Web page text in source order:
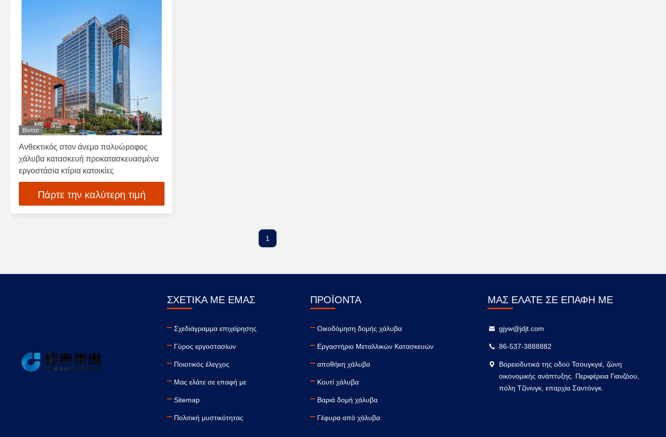
Βίντεο
Ανθεκτικός στον άνεμο πολυώροφος
χάλυβα κατασκευή προκατασκευασμένα
εργοστάσια κτίρια κατοικίες
Πάρτε την καλύτερη τιμή
1
ΣΧΕΤΙΚΆ ΜΕ ΕΜΆΣ
Σχεδιάγραμμα επιχείρησης
Γύρος εργοστασίων
Ποιοτικός έλεγχος
Μας ελάτε σε επαφή με
Sitemap
Πολιτική μυστικότητας
ΠΡΟΪΌΝΤΑ
Οικοδόμηση δομής χάλυβα
Εργαστήριο Μεταλλικών Κατασκευών
αποθήκη χάλυβα
Κουτί χάλυβα
Βαριά δομή χάλυβα
Γέφυρα από χάλυβα
ΜΑΣ ΕΛΆΤΕ ΣΕ ΕΠΑΦΉ ΜΕ
gjyw@jdjt.com
86-537-3888882
Βορειοδυτικά της οδού Τσουγκγιέ, ζώνη
οικονομικής ανάπτυξης. Περιφέρεια Γιανζόου,
πόλη Τζίνινγκ, επαρχία Σαντόνγκ.